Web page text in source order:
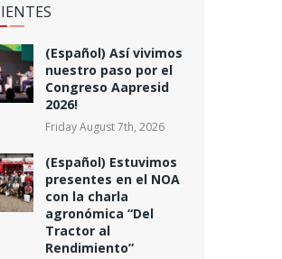
(Español) Así vivimos
nuestro paso por el
Congreso Aapresid
2026!
Friday August 7th, 2026
(Español) Estuvimos
presentes en el NOA
con la charla
agronómica “Del
Tractor al
Rendimiento”